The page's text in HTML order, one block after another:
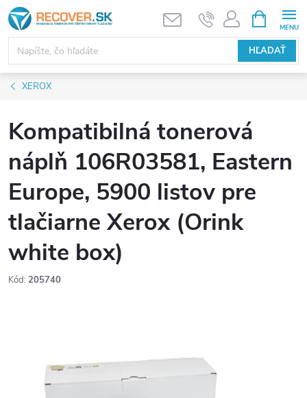
Prejsť
na
obsah
HĽADAŤ
KOŠÍK
XEROX
Kompatibilná tonerová
náplň 106R03581, Eastern
Europe, 5900 listov pre
tlačiarne Xerox (Orink
white box)
Kód: 205740